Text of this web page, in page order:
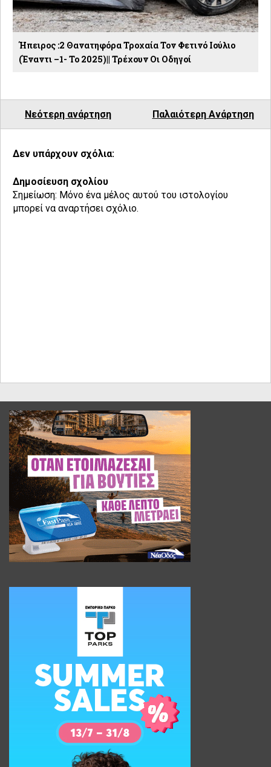
Ήπειρος :2 Θανατηφόρα Τροχαία Τον Φετινό Ιούλιο
(έναντι –1- Το 2025)|| Τρέχουν Οι Οδηγοί
Νεότερη ανάρτηση Παλαιότερη Ανάρτηση
Δεν υπάρχουν σχόλια:
Δημοσίευση σχολίου
Σημείωση: Μόνο ένα μέλος αυτού του ιστολογίου
μπορεί να αναρτήσει σχόλιο.